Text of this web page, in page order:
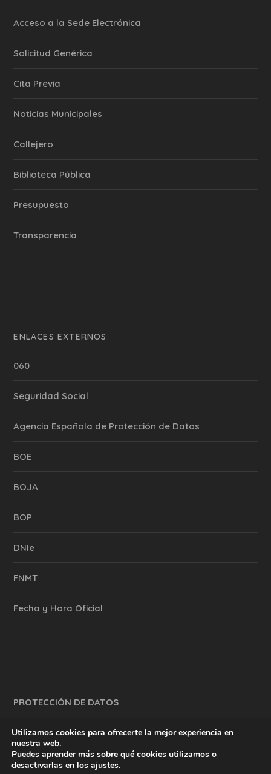
Acceso a la Sede Electrónica
Solicitud Genérica
Cita Previa
‎Noticias Municipales
Callejero
Biblioteca Pública
Presupuesto
Transparencia
ENLACES EXTERNOS
060
Seguridad Social
Agencia Española de Protección de Datos
BOE
BOJA
BOP
DNIe
FNMT
Fecha y Hora Oficial
PROTECCIÓN DE DATOS
inventtatte es Marketing Online Sevilla
Utilizamos cookies para ofrecerte la mejor experiencia en
nuestra web.
Puedes aprender más sobre qué cookies utilizamos o
desactivarlas en los ajustes.
English